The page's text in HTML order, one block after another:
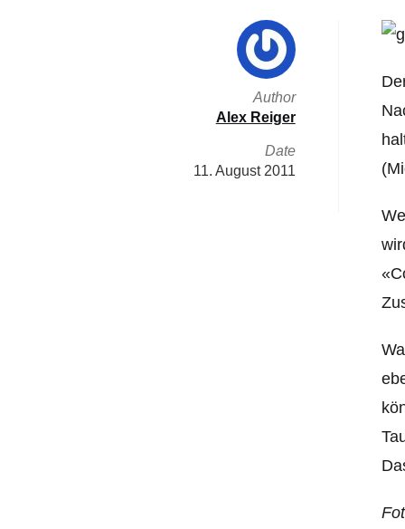
Author
Alex Reiger
Date
11. August 2011